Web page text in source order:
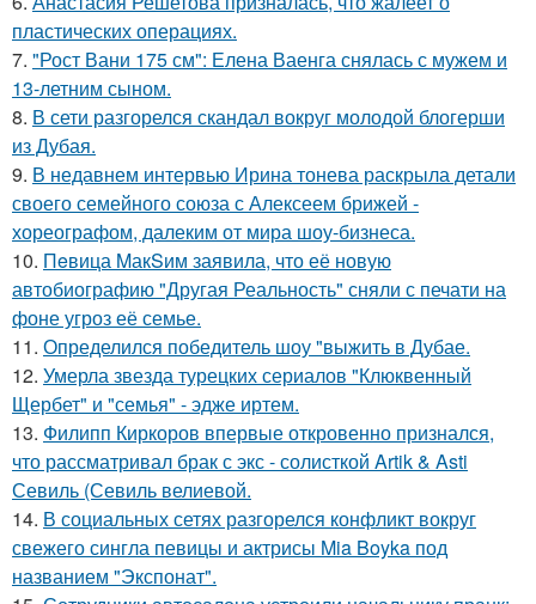
пластических операциях.
7. "Рост Вани 175 см": Елена Ваенга снялась с мужем и
13-летним сыном.
8. В сети разгорелся скандал вокруг молодой блогерши
из Дубая.
9. В недавнем интервью Ирина тонева раскрыла детали
своего семейного союза с Алексеем брижей -
хореографом, далеким от мира шоу-бизнеса.
10. Пeвица MакSим заявила, что её новую
автобиографию "Другая Реальность" сняли с печати на
фоне угроз её семье.
11. Определился победитель шоу "выжить в Дубае.
12. Умерла звезда турецких сериалов "Клюквенный
Щербет" и "семья" - эдже иртем.
13. Филипп Киркоров впервые откровенно признался,
что рассматривал брак с экс - солисткой Artik & Asti
Севиль (Севиль велиевой.
14. В социальных сетях разгорелся конфликт вокруг
свежего сингла певицы и актрисы Mia Boyka под
названием "Экспонат".